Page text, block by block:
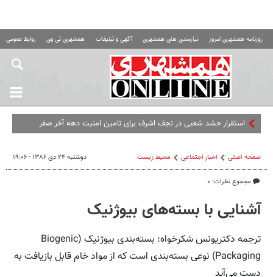
روزنامه همشهری امروز نیازمندی های همشهری آگهی و تبلیغات همشهری تی وی روابط عمومی
استقرار حشد شعبی در نجف اشرف برای تامین امنیت دهه آخر صفر
صفحه اصلی اخبار اجتماعی محیط زیست
مجموع نظرات: ۰
دوشنبه ۲۴ دی ۱۳۸۶ - ۱۹:۰۶
آشنایی با بسته‌های بیوژنیک
ترجمه دکتریونس شکرخواه: بسته‌بندی بیوژنیک (Biogenic
Packaging) نوعی بسته‌بندی است که از مواد خام قابل بازیافت به
دست می‌آید